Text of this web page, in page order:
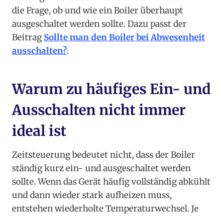
die Frage, ob und wie ein Boiler überhaupt
ausgeschaltet werden sollte. Dazu passt der
Beitrag Sollte man den Boiler bei Abwesenheit
ausschalten?.
Warum zu häufiges Ein- und
Ausschalten nicht immer
ideal ist
Zeitsteuerung bedeutet nicht, dass der Boiler
ständig kurz ein- und ausgeschaltet werden
sollte. Wenn das Gerät häufig vollständig abkühlt
und dann wieder stark aufheizen muss,
entstehen wiederholte Temperaturwechsel. Je